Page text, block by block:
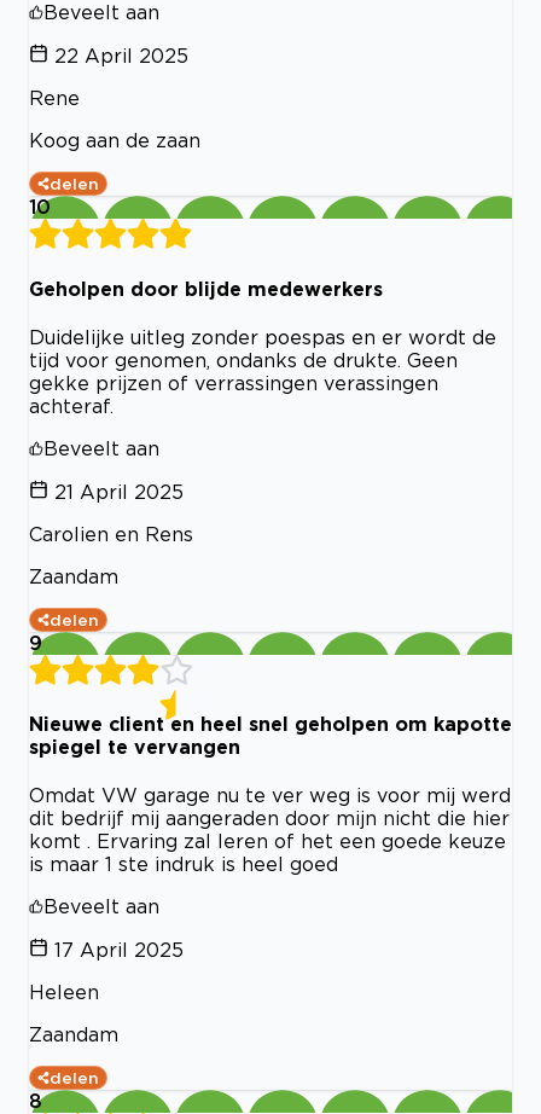
Beveelt aan
22 April 2025
Rene
Koog aan de zaan
delen
10
Geholpen door blijde medewerkers
Duidelijke uitleg zonder poespas en er wordt de
tijd voor genomen, ondanks de drukte. Geen
gekke prijzen of verrassingen verassingen
achteraf.
Beveelt aan
21 April 2025
Carolien en Rens
Zaandam
delen
9
Nieuwe client en heel snel geholpen om kapotte
spiegel te vervangen
Omdat VW garage nu te ver weg is voor mij werd
dit bedrijf mij aangeraden door mijn nicht die hier
komt . Ervaring zal leren of het een goede keuze
is maar 1 ste indruk is heel goed
Beveelt aan
17 April 2025
Heleen
Zaandam
delen
8